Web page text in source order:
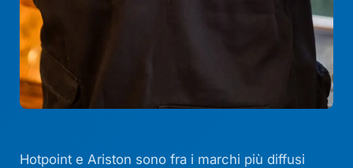
Hotpoint e Ariston sono fra i marchi più diffusi